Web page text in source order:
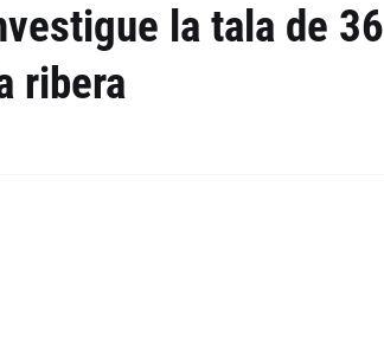
la tala de 36
ribera